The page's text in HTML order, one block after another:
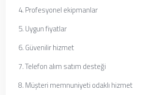
Profesyonel ekipmanlar
Uygun fiyatlar
Güvenilir hizmet
Telefon alım satım desteği
Müşteri memnuniyeti odaklı hizmet